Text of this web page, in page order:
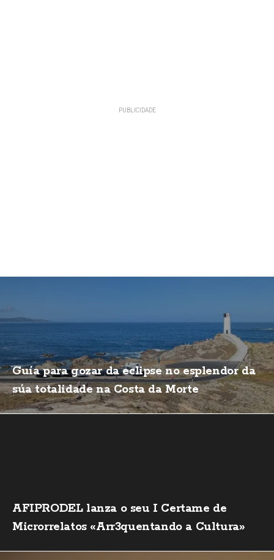
Guía para gozar da eclipse no esplendor da
súa totalidade na Costa da Morte
AFIPRODEL lanza o seu I Certame de
Microrrelatos «Arr3quentando a Cultura»